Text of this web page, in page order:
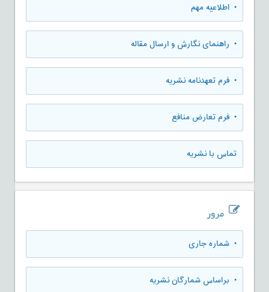
• اطلاعیه مهم
• راهنمای نگارش و ارسال مقاله
• فرم تعهدنامه نشریه
• فرم تعارض منافع
تماس با نشریه
مرور
• شماره جاری
• براساس شمارگان نشریه